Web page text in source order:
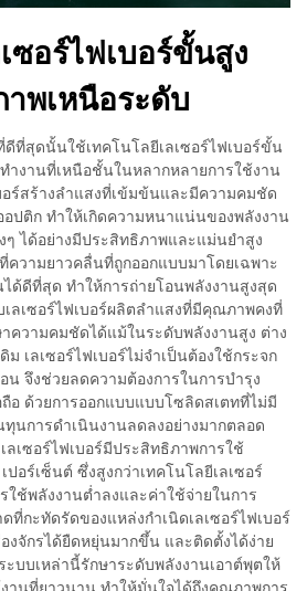
ซอร์ไฟเบอร์ขั้นสูง
พเหนือระดับ
ดีที่สุดนั้นใช้เทคโนโลยีเลเซอร์ไฟเบอร์ขั้น
ำงานที่เหนือชั้นในหลากหลายการใช้งาน
อร์สร้างลำแสงที่เข้มข้นและมีความคมชัด
อปติก ทำให้เกิดความหนาแน่นของพลังงาน
ได้อย่างมีประสิทธิภาพและแม่นยำสูง
วามยาวคลื่นที่ถูกออกแบบมาโดยเฉพาะ
ด้ดีที่สุด ทำให้การถ่ายโอนพลังงานสูงสุด
ลเซอร์ไฟเบอร์ผลิตลำแสงที่มีคุณภาพคงที่
ความคมชัดได้แม้ในระดับพลังงานสูง ต่าง
ม เลเซอร์ไฟเบอร์ไม่จำเป็นต้องใช้กระจก
จึงช่วยลดความต้องการในการบำรุง
อ ด้วยการออกแบบแบบโซลิดสเตทที่ไม่มี
นการดำเนินงานลดลงอย่างมากตลอด
ลเซอร์ไฟเบอร์มีประสิทธิภาพการใช้
ปอร์เซ็นต์ ซึ่งสูงกว่าเทคโนโลยีเลเซอร์
ใช้พลังงานต่ำลงและค่าใช้จ่ายในการ
ที่กะทัดรัดของแหล่งกำเนิดเลเซอร์ไฟเบอร์
งจักรได้ยืดหยุ่นมากขึ้น และติดตั้งได้ง่าย
บบเหล่านี้รักษาระดับพลังงานเอาต์พุตให้